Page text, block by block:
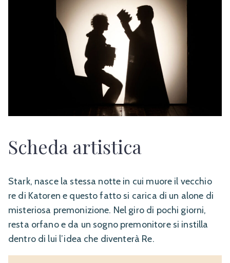
Scheda artistica
Stark, nasce la stessa notte in cui muore il vecchio
re di Katoren e questo fatto si carica di un alone di
misteriosa premonizione. Nel giro di pochi giorni,
resta orfano e da un sogno premonitore si instilla
dentro di lui l’idea che diventerà Re.